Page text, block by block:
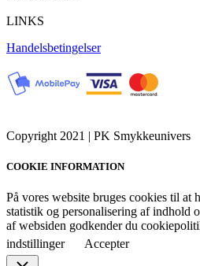
LINKS
Handelsbetingelser
Copyright 2021 | PK Smykkeunivers
COOKIE INFORMATION
På vores website bruges cookies til at
statistik og personalisering af indhold
af websiden godkender du
indstillinger
Accepter